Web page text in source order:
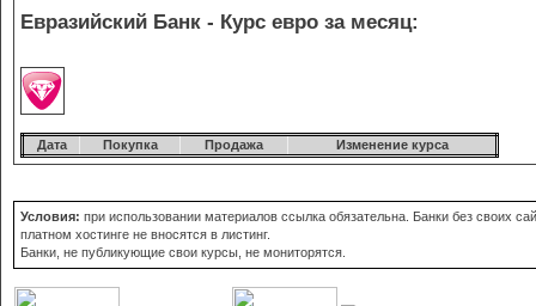
Евразийский Банк - Курс евро за месяц:
Дата Покупка Продажа Изменение курса
Условия: при использовании материалов ссылка обязательна. Банки без своих
платном хостинге не вносятся в листинг.
Банки, не публикующие свои курсы, не мониторятся.